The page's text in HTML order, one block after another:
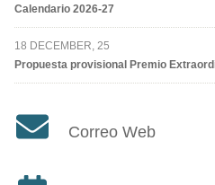
Calendario 2026-27
18 DECEMBER, 25
Propuesta provisional Premio
Correo Web